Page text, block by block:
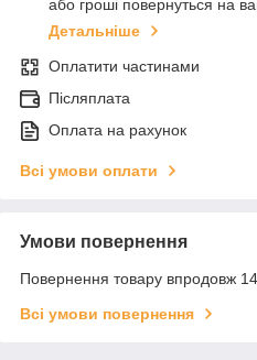
або гроші повернуться на
Детальніше
Оплатити частинами
Післяплата
Оплата на рахунок
Всі умови оплати
Умови повернення
Повернення товару впродовж
Всі умови повернення